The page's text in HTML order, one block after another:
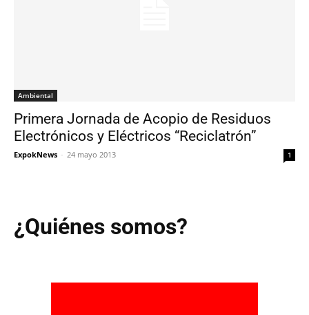
Ambiental
Primera Jornada de Acopio de Residuos
Electrónicos y Eléctricos “Reciclatrón”
ExpokNews - 24 mayo 2013 1
¿Quiénes somos?